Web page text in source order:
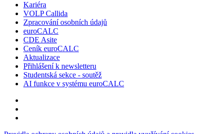
Kariéra
VOLP Callida
Zpracování osobních údajů
euroCALC
CDE Asite
Ceník euroCALC
Aktualizace
Přihlášení k newsletteru
Studentská sekce - soutěž
AI funkce v systému euroCALC